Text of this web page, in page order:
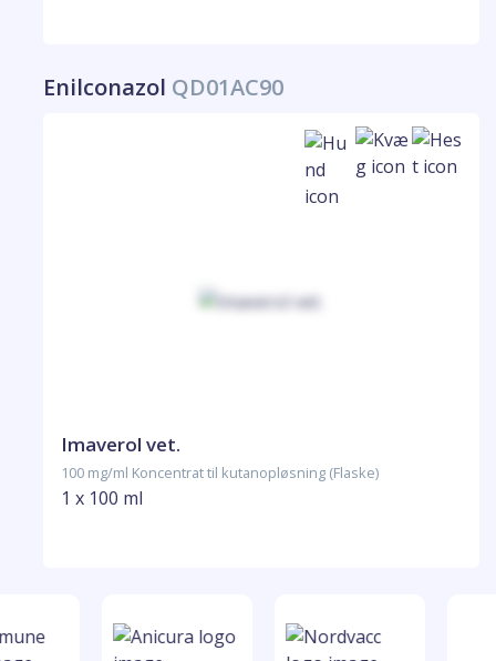
Enilconazol QD01AC90
Imaverol vet.
100 mg/ml Koncentrat til kutanopløsning (Flaske)
1 x 100 ml